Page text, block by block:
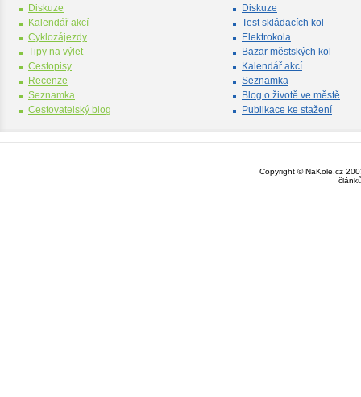
Diskuze
Kalendář akcí
Cyklozájezdy
Tipy na výlet
Cestopisy
Recenze
Seznamka
Cestovatelský blog
Diskuze
Test skládacích kol
Elektrokola
Bazar městských kol
Kalendář akcí
Seznamka
Blog o životě ve městě
Publikace ke stažení
Copyright © NaKole.cz